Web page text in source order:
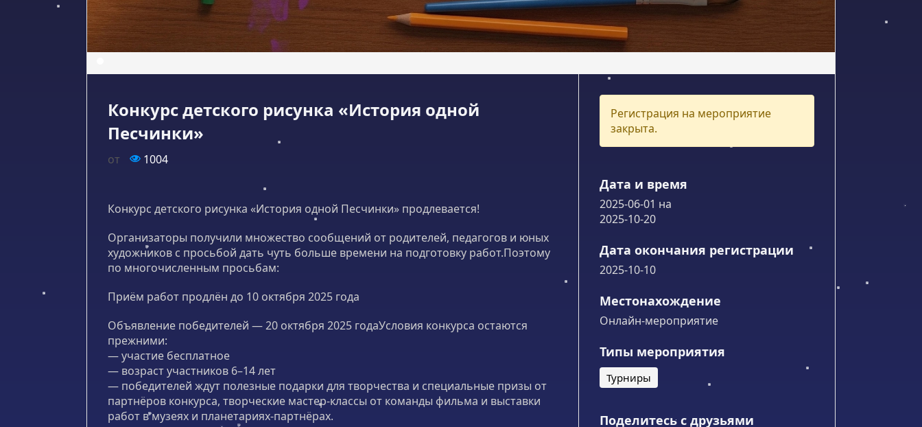
Конкурс детского рисунка «История одной
Песчинки»
от 1004
Конкурс детского рисунка «История одной Песчинки» продлевается!
Организаторы получили множество сообщений от родителей, педагогов и юных
художников с просьбой дать чуть больше времени на подготовку работ.Поэтому
по многочисленным просьбам:
Приём работ продлён до 10 октября 2025 года
Объявление победителей — 20 октября 2025 годаУсловия конкурса остаются
прежними:
— участие бесплатное
— возраст участников 6–14 лет
— победителей ждут полезные подарки для творчества и специальные призы от
партнёров конкурса, творческие мастер-классы от команды фильма и выставки
работ в музеях и планетариях-партнёрах.
Регистрация на мероприятие
закрыта.
Дата и время
2025-06-01 на
2025-10-20
Дата окончания регистрации
2025-10-10
Местонахождение
Онлайн-мероприятие
Типы мероприятия
Турниры
Поделитесь с друзьями